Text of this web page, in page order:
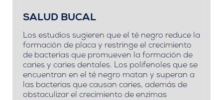
SALUD BUCAL
Los estudios sugieren que el té negro reduce la
formación de placa y restringe el crecimiento
de bacterias que promueven la formación de
caries y caries dentales. Los polifenoles que se
encuentran en el té negro matan y superan a
las bacterias que causan caries, además de
obstaculizar el crecimiento de enzimas